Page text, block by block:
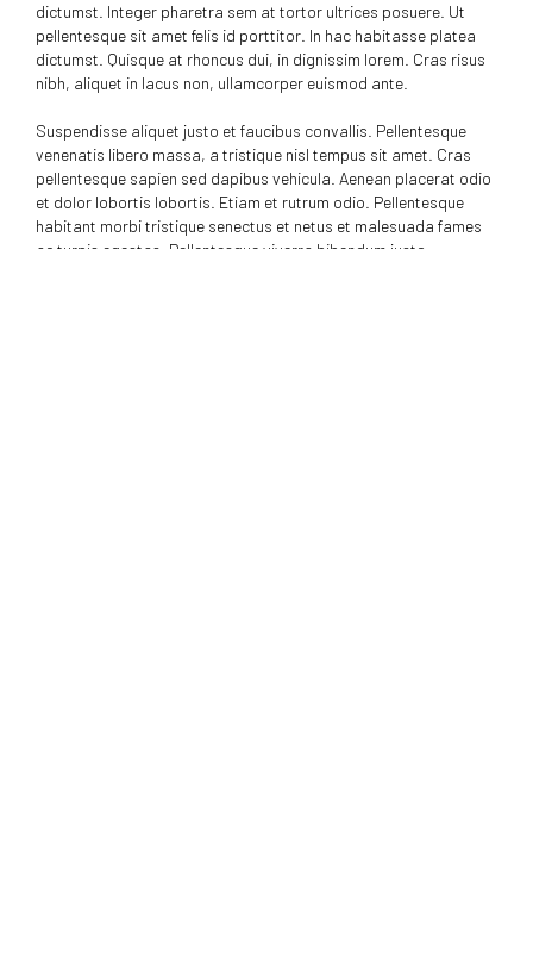
dictumst. Integer pharetra sem at tortor ultrices posuere. Ut
pellentesque sit amet felis id porttitor. In hac habitasse platea
dictumst. Quisque at rhoncus dui, in dignissim lorem. Cras risus
nibh, aliquet in lacus non, ullamcorper euismod ante.
Suspendisse aliquet justo et faucibus convallis. Pellentesque
venenatis libero massa, a tristique nisl tempus sit amet. Cras
pellentesque sapien sed dapibus vehicula. Aenean placerat odio
et dolor lobortis lobortis. Etiam et rutrum odio. Pellentesque
habitant morbi tristique senectus et netus et malesuada fames
ac turpis egestas. Pellentesque viverra bibendum justo.